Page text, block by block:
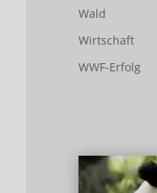
Wald
Wirtschaft
WWF-Erfolg